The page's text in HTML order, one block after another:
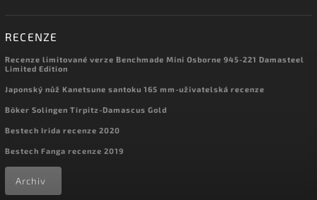
RECENZE
Recenze limitované verze Benchmade Mini Osborne 945-221 Damasteel
Limited Edition
Japonský nůž Kanetsune santoku 165 mm-uživatelská recenze
Böker Solingen Tirpitz-Damascus Gold
Bestech Irida recenze 2020
Bestech Fanga recenze 2019
Archiv